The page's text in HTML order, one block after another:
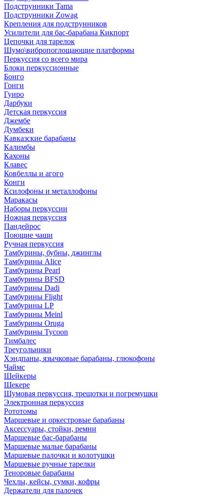
Подструнники Tama
Подструнники Zowag
Крепления для подструнников
Усилители для бас-барабана Кикпорт
Цепочки для тарелок
Шумо\вибропоглощающие платформы
Перкуссия со всего мира
Блоки перкуссионные
Бонго
Гонги
Гуиро
Дарбуки
Детская перкуссия
Джембе
Думбеки
Кавказские барабаны
Калимбы
Кахоны
Клавес
Ковбеллы и агого
Конги
Ксилофоны и металлофоны
Маракасы
Наборы перкуссии
Ножная перкуссия
Пандейрос
Поющие чаши
Ручная перкуссия
Тамбурины, бубны, джинглы
Тамбурины Alice
Тамбурины Pearl
Тамбурины BFSD
Тамбурины Dadi
Тамбурины Flight
Тамбурины LP
Тамбурины Meinl
Тамбурины Oruga
Тамбурины Tycoon
Тимбалес
Треугольники
Хэндпаны, язычковые барабаны, глюкофоны
Чаймс
Шейкеры
Шекере
Шумовая перкуссия, трещотки и погремушки
Электронная перкуссия
Рототомы
Маршевые и оркестровые барабаны
Аксессуары, стойки, ремни
Маршевые бас-барабаны
Маршевые малые барабаны
Маршевые палочки и колотушки
Маршевые ручные тарелки
Теноровые барабаны
Чехлы, кейсы, сумки, кофры
Держатели для палочек